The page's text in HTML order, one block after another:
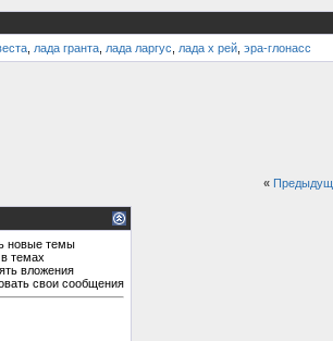
лада гранта лада ларгус лада х рей эра-глонасс
«
новые темы
темах
вложения
свои сообщения